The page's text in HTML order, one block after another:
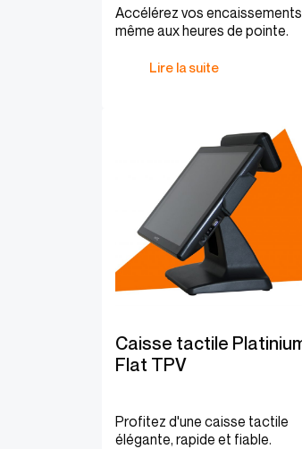
Accélérez vos
même aux heures de pointe.
Lire la suite
Caisse tactile
Flat TPV
Profitez d'une caisse tactile
élégante, rapide et fiable.